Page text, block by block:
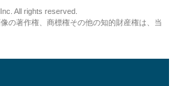
All rights reserved.
の著作権、商標権その他の知的財産権は、当